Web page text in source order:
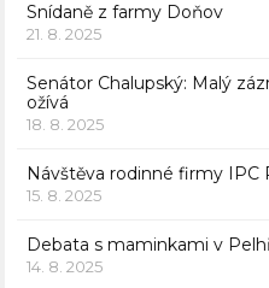
Snídaně z farmy Doňov
21. 8. 2025
Senátor Chalupský: Malý
ožívá
18. 8. 2025
Návštěva rodinné firmy IPC
15. 8. 2025
Debata s maminkami v
14. 8. 2025